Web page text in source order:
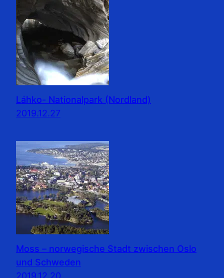
Láhko- Nationalpark (Nordland)
2019.12.27
Moss – norwegische Stadt zwischen Oslo
und Schweden